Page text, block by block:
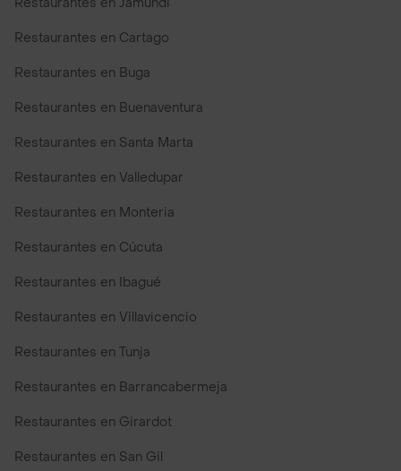
Restaurantes en Cartago
Restaurantes en Buga
Restaurantes en Buenaventura
Restaurantes en Santa Marta
Restaurantes en Valledupar
Restaurantes en Monteria
Restaurantes en Cúcuta
Restaurantes en Ibagué
Restaurantes en Villavicencio
Restaurantes en Tunja
Restaurantes en Barrancabermeja
Restaurantes en Girardot
Restaurantes en San Gil